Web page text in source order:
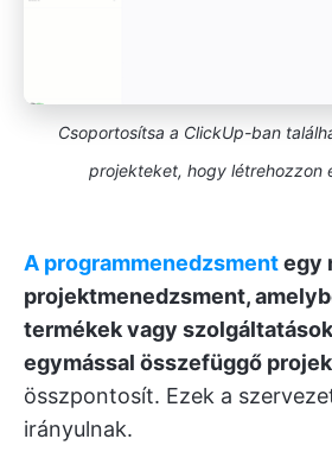
Csoportosítsa a ClickUp-ban
projekteket, hogy létrehozzon
A programmenedzsmentegy
projektmenedzsment,
termékek vagy
egymással összefüggő
összpontosít. Ezek a
irányulnak.